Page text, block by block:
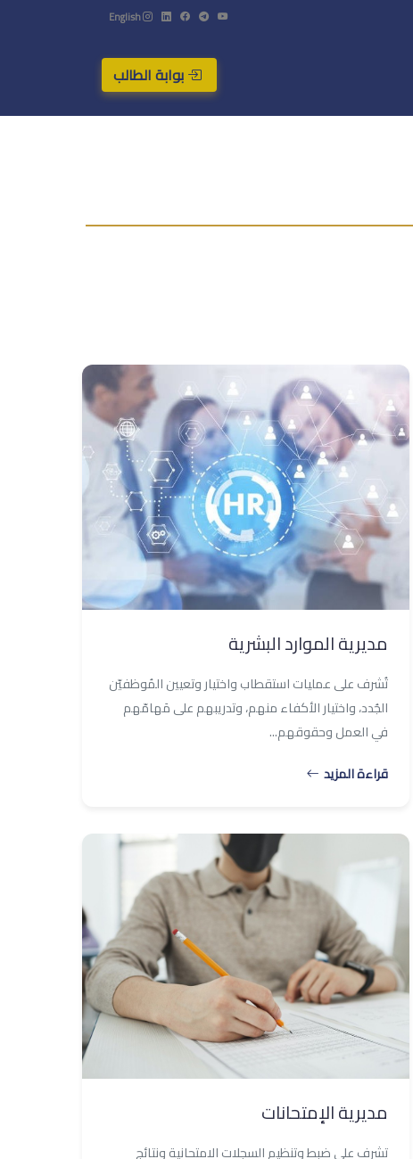
English
بوابة الطالب
مديرية الموارد البشرية
تُشرف على عمليات استقطاب واختيار وتعيين المُوظفيّن
الجُدد، واختيار الأكفاء منهم، وتدريبهم على مَهامّهم
في العمل وحقوقهم...
قراءة المزيد
مديرية الإمتحانات
تشرف على ضبط وتنظيم السجلات الامتحانية ونتائج